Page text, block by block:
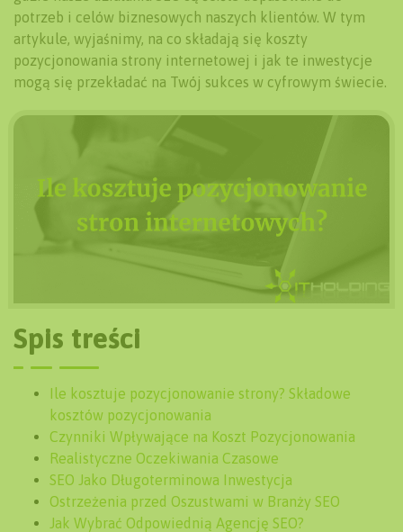
potrzeb i celów biznesowych naszych klientów. W tym
artykule, wyjaśnimy, na co składają się koszty
pozycjonowania strony internetowej i jak te inwestycje
mogą się przekładać na Twój sukces w cyfrowym świecie.
Spis treści
Ile kosztuje pozycjonowanie strony? Składowe
kosztów pozycjonowania
Czynniki Wpływające na Koszt Pozycjonowania
Realistyczne Oczekiwania Czasowe
SEO Jako Długoterminowa Inwestycja
Ostrzeżenia przed Oszustwami w Branży SEO
Jak Wybrać Odpowiednią Agencję SEO?